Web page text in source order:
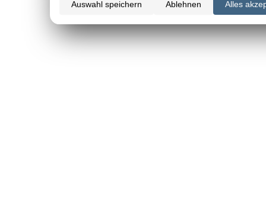
Auswahl speichern Ablehnen Alles